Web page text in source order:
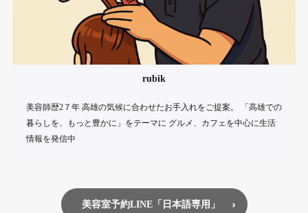
rubik
美容師歴2７年 高雄の気候に合わせたお手入れをご提案。 「高雄での
暮らしを、もっと豊かに」をテーマに グルメ、カフェを中心に生活
情報を発信中
美容室予約LINE「日本語専用」